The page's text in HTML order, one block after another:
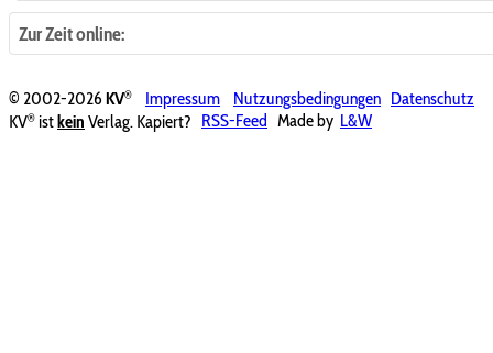
Zur Zeit online:
© 2002-2026KV® Impressum Nutzungsbedingungen Datenschutz
KV® istkein Verlag. Kapiert? RSS-Feed Made by L&W